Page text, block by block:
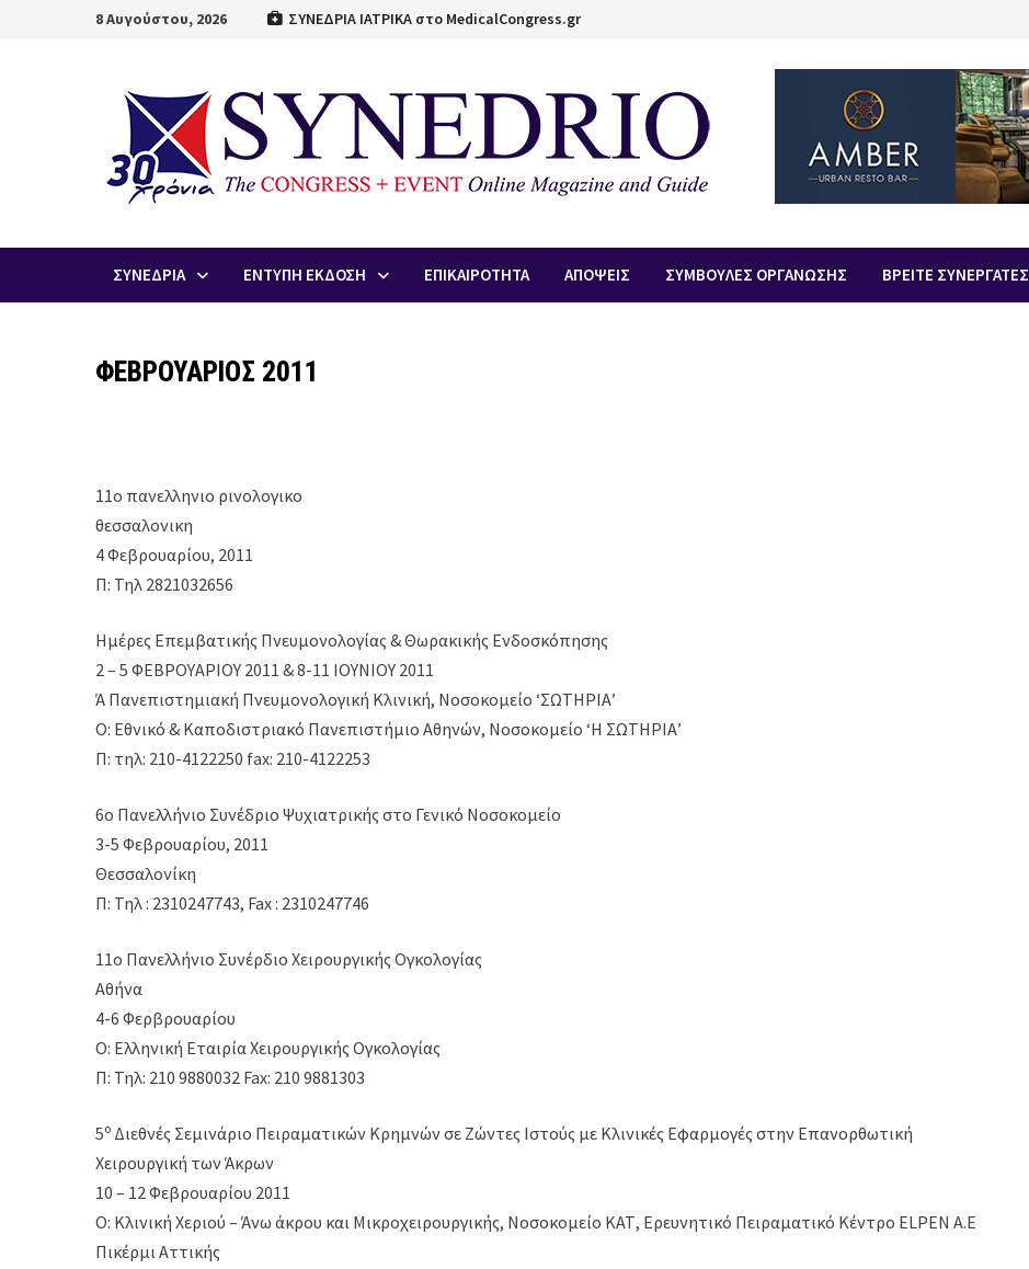
8 Αυγούστου, 2026 ΣΥΝΕΔΡΙΑ ΙΑΤΡΙΚΑ στο MedicalCongress.gr
ΣΥΝΕΔΡΙΑ ΕΝΤΥΠΗ ΕΚΔΟΣΗ ΕΠΙΚΑΙΡΟΤΗΤΑ ΑΠOΨΕΙΣ ΣΥΜΒΟΥΛΕΣ ΟΡΓΑΝΩΣΗΣ ΒΡΕΙΤΕ ΣΥΝΕΡΓΑΤΕΣ
ΦΕΒΡΟΥΑΡΙΟΣ 2011
11o πανελληνιο ρινολογικο
θεσσαλονικη
4 Φεβρουαρίου, 2011
Π: Τηλ 2821032656
Ημέρες Επεμβατικής Πνευμονολογίας & Θωρακικής Ενδοσκόπησης
2 – 5 ΦΕΒΡΟΥΑΡΙΟΥ 2011 & 8-11 ΙΟΥΝΙΟΥ 2011
Ά Πανεπιστημιακή Πνευμονολογική Κλινική, Νοσοκομείο ‘ΣΩΤΗΡΙΑ’
Ο: Εθνικό & Καποδιστριακό Πανεπιστήμιο Αθηνών, Νοσοκομείο ‘Η ΣΩΤΗΡΙΑ’
Π: τηλ: 210-4122250 fax: 210-4122253
6ο Πανελλήνιο Συνέδριο Ψυχιατρικής στο Γενικό Νοσοκομείο
3-5 Φεβρουαρίου, 2011
Θεσσαλονίκη
Π: Τηλ : 2310247743, Fax : 2310247746
11ο Πανελλήνιο Συνέρδιο Χειρουργικής Ογκολογίας
Αθήνα
4-6 Φερβρουαρίου
Ο: Ελληνική Εταιρία Χειρουργικής Ογκολογίας
Π: Τηλ: 210 9880032 Fax: 210 9881303
5o Διεθνές Σεμινάριο Πειραματικών Κρημνών σε Ζώντες Ιστούς με Κλινικές Εφαρμογές στην Επανορθωτική
Χειρουργική των Άκρων
10 – 12 Φεβρουαρίου 2011
Ο: Κλινική Χεριού – Άνω άκρου και Μικροχειρουργικής, Νοσοκομείο ΚΑΤ, Ερευνητικό Πειραματικό Κέντρο ELPEN Α.Ε
Πικέρμι Αττικής